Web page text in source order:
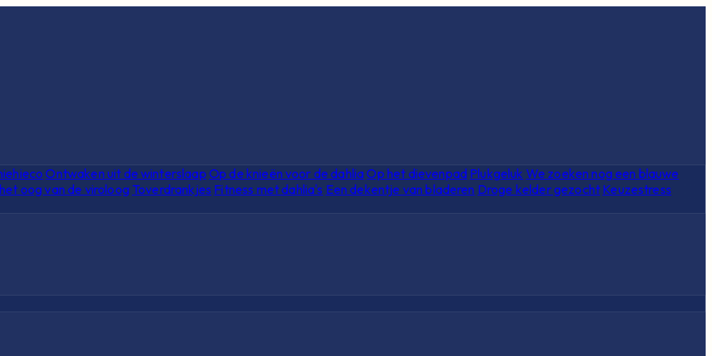
Ontwaken uit de winterslaap Op de knieën voor de dahliaOp het dievenpad Plukgeluk We zoeken nog een blauwe
oog van de viroloog Toverdrankjes Fitness met dahlia's Een dekentje van bladeren Droge kelder gezocht Keuzestress